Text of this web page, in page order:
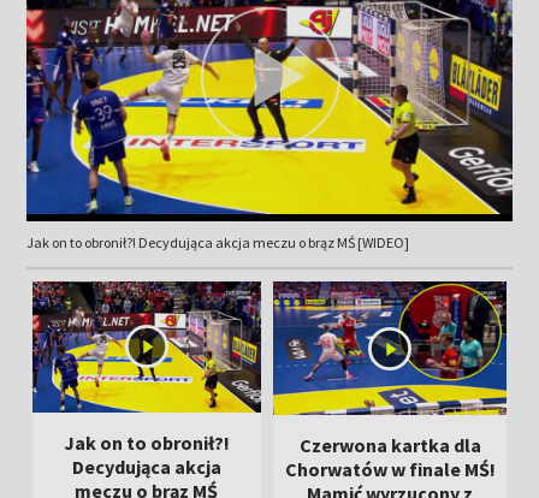
Jak on to obronił?! Decydująca akcja meczu o brąz MŚ [WIDEO]
Jak on to obronił?!
Decydująca akcja
meczu o brąz MŚ
Czerwona kartka dla
Chorwatów w finale MŚ!